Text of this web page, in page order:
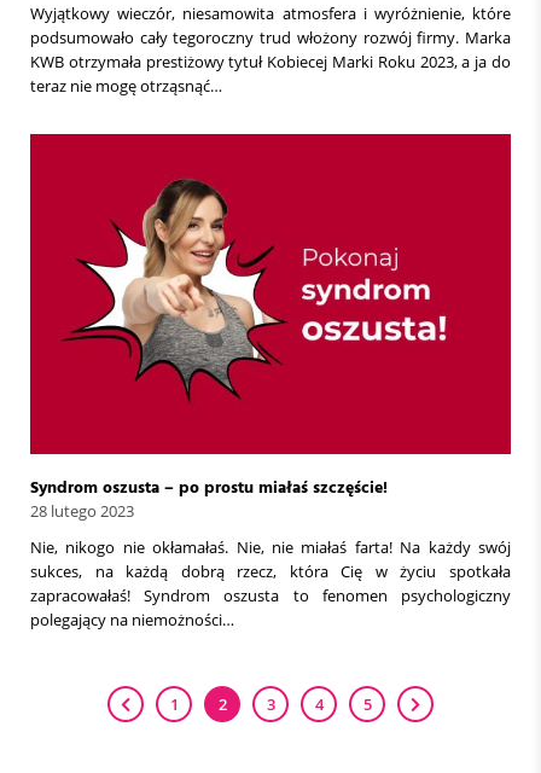
Wyjątkowy wieczór, niesamowita atmosfera i wyróżnienie, które
podsumowało cały tegoroczny trud włożony rozwój firmy. Marka
KWB otrzymała prestiżowy tytuł Kobiecej Marki Roku 2023, a ja do
teraz nie mogę otrząsnąć…
Syndrom oszusta – po prostu miałaś szczęście!
28 lutego 2023
Nie, nikogo nie okłamałaś. Nie, nie miałaś farta! Na każdy swój
sukces, na każdą dobrą rzecz, która Cię w życiu spotkała
zapracowałaś! Syndrom oszusta to fenomen psychologiczny
polegający na niemożności…
1 2 3 4 5